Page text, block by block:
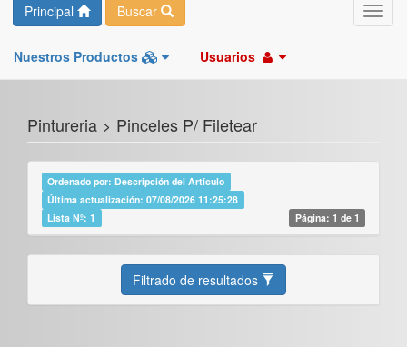
Principal Buscar
Nuestros Productos Usuarios
Pintureria > Pinceles P/ Filetear
Ordenado por: Descripción del Artículo
Última actualización: 07/08/2026 11:25:28
Lista Nº: 1
Página: 1 de 1
Filtrado de resultados